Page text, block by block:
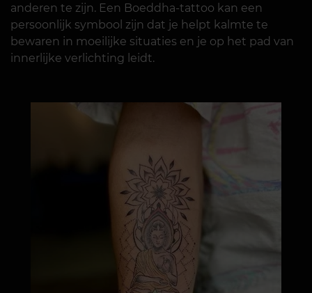
anderen te zijn. Een Boeddha-tattoo kan een
persoonlijk symbool zijn dat je helpt kalmte te
bewaren in moeilijke situaties en je op het pad van
innerlijke verlichting leidt.